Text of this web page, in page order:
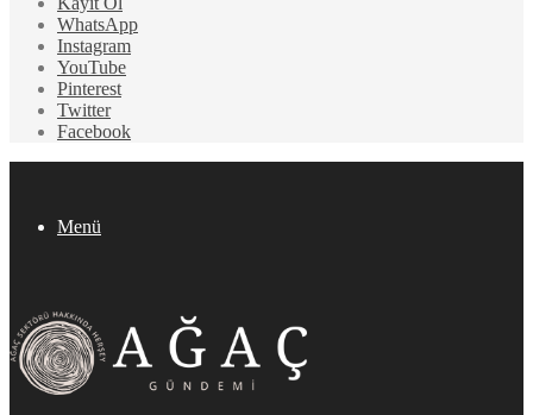
WhatsApp
Instagram
YouTube
Pinterest
Twitter
Facebook
Menü